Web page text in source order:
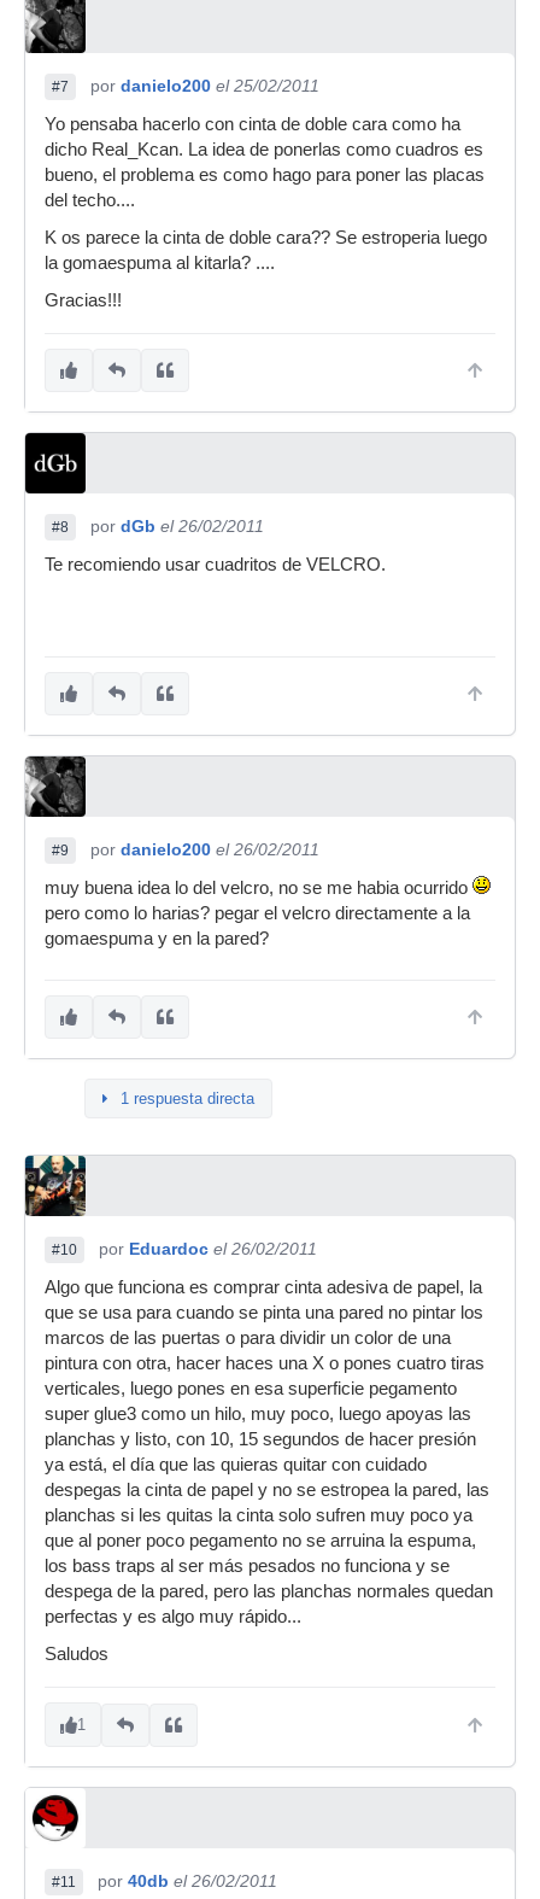
#7 por danielo200 el 25/02/2011
Yo pensaba hacerlo con cinta de doble cara como ha
dicho Real_Kcan. La idea de ponerlas como cuadros es
bueno, el problema es como hago para poner las placas
del techo....
K os parece la cinta de doble cara?? Se estroperia luego
la gomaespuma al kitarla? ....
Gracias!!!
#8 por dGb el 26/02/2011
Te recomiendo usar cuadritos de VELCRO.
#9 por danielo200 el 26/02/2011
muy buena idea lo del velcro, no se me habia ocurrido
pero como lo harias? pegar el velcro directamente a la
gomaespuma y en la pared?
1 respuesta directa
#10 por Eduardoc el 26/02/2011
Algo que funciona es comprar cinta adesiva de papel, la
que se usa para cuando se pinta una pared no pintar los
marcos de las puertas o para dividir un color de una
pintura con otra, hacer haces una X o pones cuatro tiras
verticales, luego pones en esa superficie pegamento
super glue3 como un hilo, muy poco, luego apoyas las
planchas y listo, con 10, 15 segundos de hacer presión
ya está, el día que las quieras quitar con cuidado
despegas la cinta de papel y no se estropea la pared, las
planchas si les quitas la cinta solo sufren muy poco ya
que al poner poco pegamento no se arruina la espuma,
los bass traps al ser más pesados no funciona y se
despega de la pared, pero las planchas normales quedan
perfectas y es algo muy rápido...
Saludos
1
#11 por 40db el 26/02/2011